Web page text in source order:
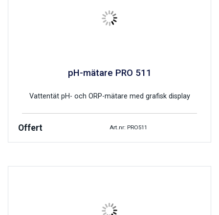
pH-mätare PRO 511
Vattentät pH- och ORP-mätare med grafisk display
Offert Art.nr: PRO511